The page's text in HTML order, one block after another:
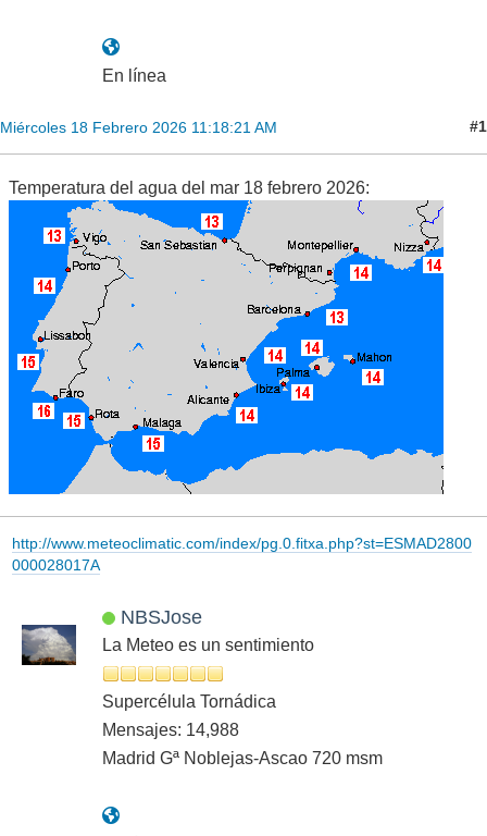
En línea
Miércoles 18 Febrero 2026 11:18:21 AM #1
Temperatura del agua del mar 18 febrero 2026:
http://www.meteoclimatic.com/index/pg.0.fitxa.php?st=ESMAD2800
000028017A
NBSJose
La Meteo es un sentimiento
Supercélula Tornádica
Mensajes: 14,988
Madrid Gª Noblejas-Ascao 720 msm